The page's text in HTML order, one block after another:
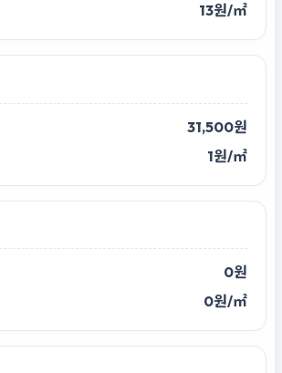
13원/㎡
31,500원
1원/㎡
0원
0원/㎡